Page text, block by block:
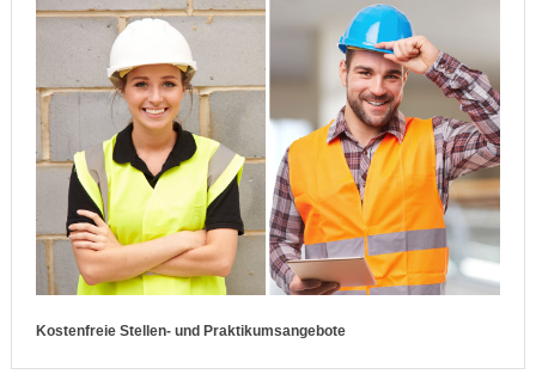
Kostenfreie Stellen- und Praktikumsangebote